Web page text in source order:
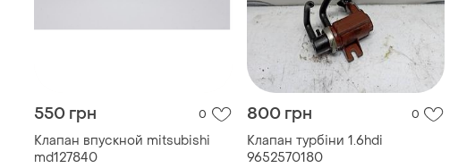
550 грн 0
Клапан впускной mitsubishi
md127840
800 грн 0
Клапан турбіни 1.6hdi
9652570180